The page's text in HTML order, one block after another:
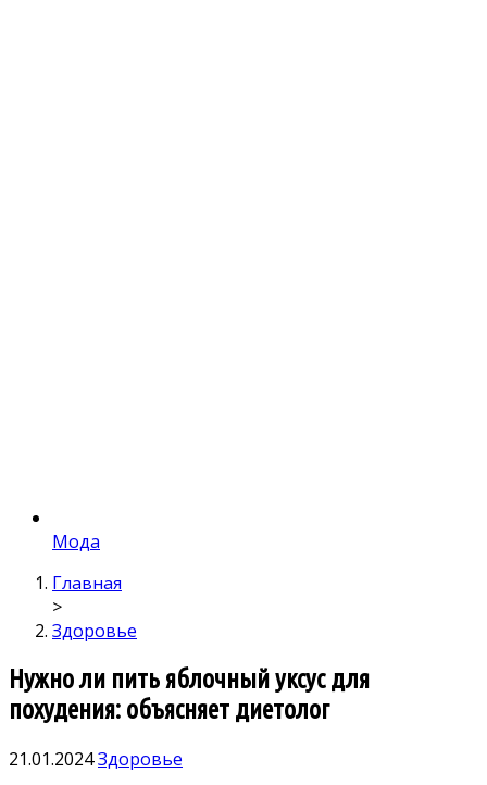
Мода
Главная
>
Здоровье
Нужно ли пить яблочный уксус для
похудения: объясняет диетолог
21.01.2024Здоровье